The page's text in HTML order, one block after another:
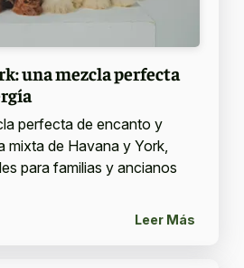
una mezcla perfecta
perfecta de encanto y
mixta de Havana y York,
para familias y ancianos
Leer Más